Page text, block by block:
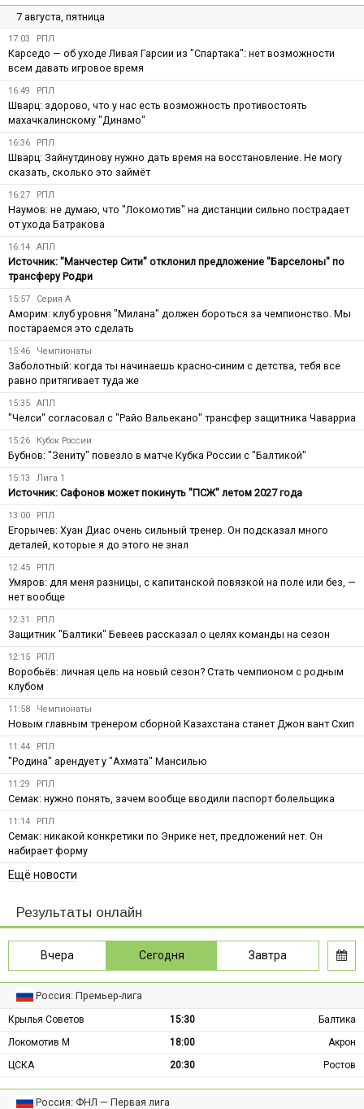
7 августа, пятница
17:03 РПЛ
Карседо — об уходе Ливая Гарсии из "Спартака": нет возможности
всем давать игровое время
16:49 РПЛ
Шварц: здорово, что у нас есть возможность противостоять
махачкалинскому "Динамо"
16:36 РПЛ
Шварц: Зайнутдинову нужно дать время на восстановление. Не могу
сказать, сколько это займёт
16:27 РПЛ
Наумов: не думаю, что "Локомотив" на дистанции сильно пострадает
от ухода Батракова
16:14 АПЛ
Источник: "Манчестер Сити" отклонил предложение "Барселоны" по
трансферу Родри
15:57 Серия А
Аморим: клуб уровня "Милана" должен бороться за чемпионство. Мы
постараемся это сделать
15:46 Чемпионаты
Заболотный: когда ты начинаешь красно-синим с детства, тебя все
равно притягивает туда же
15:35 АПЛ
"Челси" согласовал с "Райо Вальекано" трансфер защитника Чаварриа
15:26 Кубок России
Бубнов: "Зениту" повезло в матче Кубка России с "Балтикой"
15:13 Лига 1
Источник: Сафонов может покинуть "ПСЖ" летом 2027 года
13:00 РПЛ
Егорычев: Хуан Диас очень сильный тренер. Он подсказал много
деталей, которые я до этого не знал
12:45 РПЛ
Умяров: для меня разницы, с капитанской повязкой на поле или без, —
нет вообще
12:31 РПЛ
Защитник "Балтики" Бевеев рассказал о целях команды на сезон
12:15 РПЛ
Воробьёв: личная цель на новый сезон? Стать чемпионом с родным
клубом
11:58 Чемпионаты
Новым главным тренером сборной Казахстана станет Джон вант Схип
11:44 РПЛ
"Родина" арендует у "Ахмата" Мансилью
11:29 РПЛ
Семак: нужно понять, зачем вообще вводили паспорт болельщика
11:14 РПЛ
Семак: никакой конкретики по Энрике нет, предложений нет. Он
набирает форму
Ещё новости
Результаты онлайн
Вчера Сегодня Завтра
Россия: Премьер-лига
Крылья Советов 15:30
Балтика
Локомотив М
18:00
Акрон
ЦСКА
20:30 Ростов
Россия: ФНЛ — Первая лига